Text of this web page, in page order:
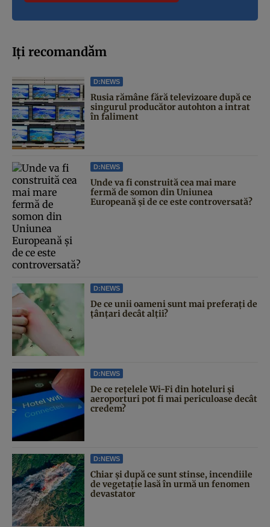
Iți recomandăm
D:NEWS
Rusia rămâne fără televizoare după ce
singurul producător autohton a intrat
în faliment
D:NEWS
Unde va fi construită cea mai mare
fermă de somon din Uniunea
Europeană și de ce este controversată?
D:NEWS
De ce unii oameni sunt mai preferați de
țânțari decât alții?
D:NEWS
De ce rețelele Wi-Fi din hoteluri și
aeroporturi pot fi mai periculoase decât
credem?
D:NEWS
Chiar și după ce sunt stinse, incendiile
de vegetație lasă în urmă un fenomen
devastator